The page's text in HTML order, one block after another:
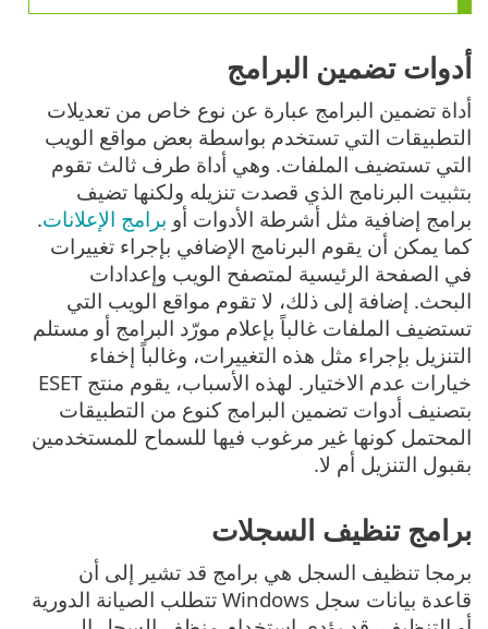
أدوات تضمين البرامج
أداة تضمين البرامج عبارة عن نوع خاص من تعديلات
التطبيقات التي تستخدم بواسطة بعض مواقع الويب
التي تستضيف الملفات. وهي أداة طرف ثالث تقوم
بتثبيت البرنامج الذي قصدت تنزيله ولكنها تضيف
برامج إضافية مثل أشرطة الأدوات أو برامج الإعلانات.
كما يمكن أن يقوم البرنامج الإضافي بإجراء تغييرات
في الصفحة الرئيسية لمتصفح الويب وإعدادات
البحث. إضافة إلى ذلك، لا تقوم مواقع الويب التي
تستضيف الملفات غالباً بإعلام مورّد البرامج أو مستلم
التنزيل بإجراء مثل هذه التغييرات، وغالباً إخفاء
خيارات عدم الاختيار. لهذه الأسباب، يقوم منتج ESET
بتصنيف أدوات تضمين البرامج كنوع من التطبيقات
المحتمل كونها غير مرغوب فيها للسماح للمستخدمين
بقبول التنزيل أم لا.
برامج تنظيف السجلات
برمجا تنظيف السجل هي برامج قد تشير إلى أن
قاعدة بيانات سجل Windows تتطلب الصيانة الدورية